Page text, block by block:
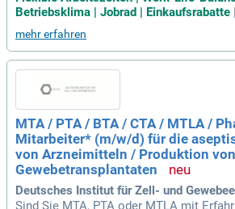
oriumsassistenten (MTLA) (m/w/d) in
ternational anerkannt ist. Unser Team
betreut jährlich 79.000 Patientinnen und
Medical Centre of Excellence bieten wir
eit, Teil eines dynamischen Teams zu
tzt Ihre Chance, um zur modernsten
agen!
Betriebsklima | Jobrad | Einkaufsrabatte |
mehr erfahren
MTA / PTA / BTA / CTA / MTLA /
Mitarbeiter* (m/w/d) für die
von Arzneimitteln / Produktion von
Gewebetransplantaten
Deutsches Institut für Zell- und
Sind Sie MTA, PTA oder MTLA mit